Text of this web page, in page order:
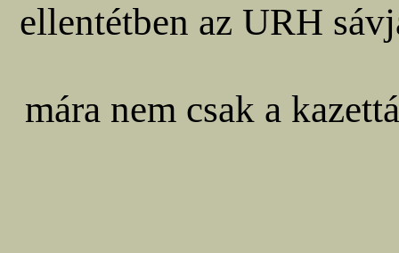
ellentétben az URH
mára nem csak a